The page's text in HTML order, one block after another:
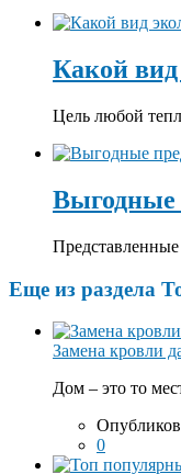
Какой вид
Цель любой
Выгодные
Еще из раздела
Замена кровли
Дом – это то
0